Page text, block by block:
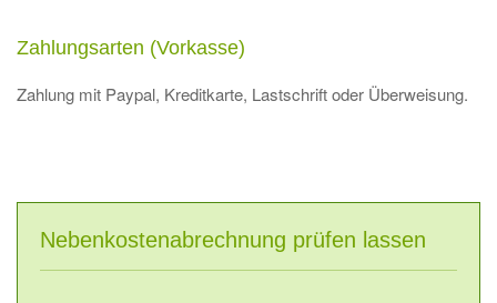
Zahlungsarten (Vorkasse)
Zahlung mit Paypal, Kreditkarte, Lastschrift oder Überweisung.
Nebenkostenabrechnung prüfen lassen